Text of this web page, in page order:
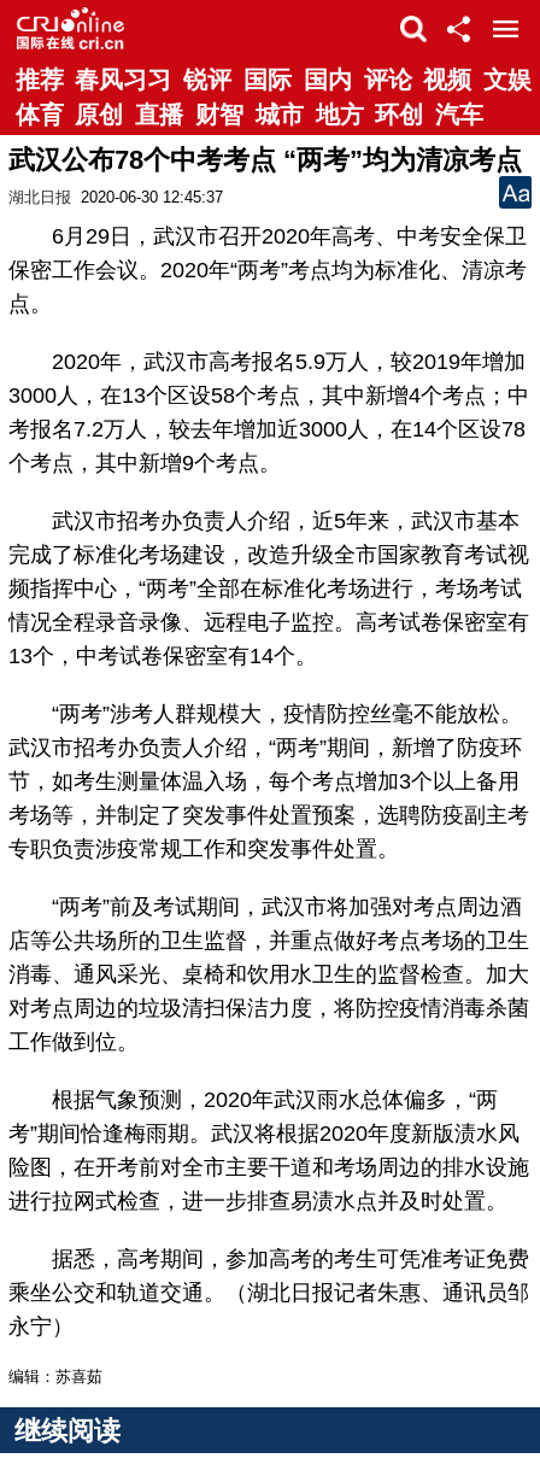
推荐 春风习习 锐评 国际 国内 评论 视频 文娱
体育 原创 直播 财智 城市 地方 环创 汽车
武汉公布78个中考考点 “两考”均为清凉考点
湖北日报 2020-06-30 12:45:37
6月29日，武汉市召开2020年高考、中考安全保卫
保密工作会议。2020年“两考”考点均为标准化、清凉考
点。
2020年，武汉市高考报名5.9万人，较2019年增加
3000人，在13个区设58个考点，其中新增4个考点；中
考报名7.2万人，较去年增加近3000人，在14个区设78
个考点，其中新增9个考点。
武汉市招考办负责人介绍，近5年来，武汉市基本
完成了标准化考场建设，改造升级全市国家教育考试视
频指挥中心，“两考”全部在标准化考场进行，考场考试
情况全程录音录像、远程电子监控。高考试卷保密室有
13个，中考试卷保密室有14个。
“两考”涉考人群规模大，疫情防控丝毫不能放松。
武汉市招考办负责人介绍，“两考”期间，新增了防疫环
节，如考生测量体温入场，每个考点增加3个以上备用
考场等，并制定了突发事件处置预案，选聘防疫副主考
专职负责涉疫常规工作和突发事件处置。
“两考”前及考试期间，武汉市将加强对考点周边酒
店等公共场所的卫生监督，并重点做好考点考场的卫生
消毒、通风采光、桌椅和饮用水卫生的监督检查。加大
对考点周边的垃圾清扫保洁力度，将防控疫情消毒杀菌
工作做到位。
根据气象预测，2020年武汉雨水总体偏多，“两
考”期间恰逢梅雨期。武汉将根据2020年度新版渍水风
险图，在开考前对全市主要干道和考场周边的排水设施
进行拉网式检查，进一步排查易渍水点并及时处置。
据悉，高考期间，参加高考的考生可凭准考证免费
乘坐公交和轨道交通。（湖北日报记者朱惠、通讯员邹
永宁）
编辑：苏喜茹
继续阅读